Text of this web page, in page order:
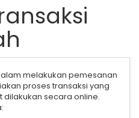
melakukan pemesanan
proses transaksi yang
secara online.